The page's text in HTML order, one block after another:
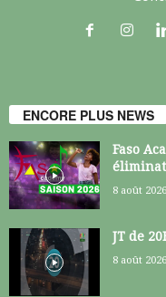
ENCORE PLUS NEWS
Faso
8 août 2026
JT de
8 août 2026